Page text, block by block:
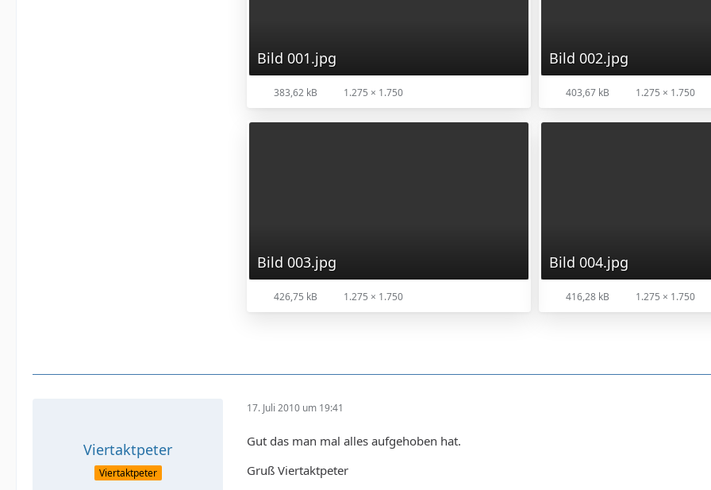
Bild 001.jpg
383,62 kB 1.275 × 1.750
Bild 002.jpg
403,67 kB 1.275 × 1.750
Bild 003.jpg
426,75 kB 1.275 × 1.750
Bild 004.jpg
416,28 kB 1.275 × 1.750
Viertaktpeter
Viertaktpeter
17. Juli 2010 um 19:41
Gut das man mal alles aufgehoben hat.
Gruß Viertaktpeter